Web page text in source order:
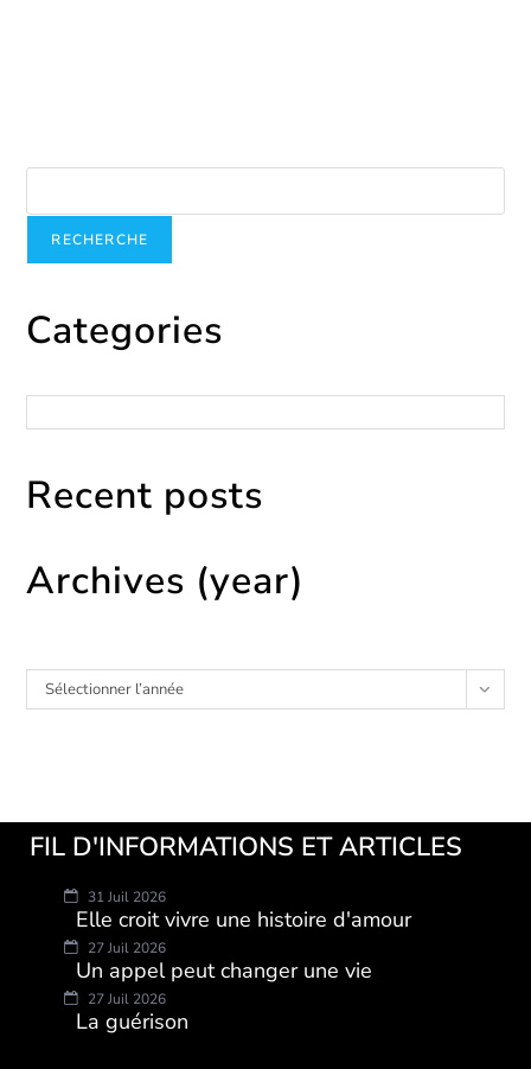
RECHERCHE
Categories
Recent posts
Archives (year)
Sélectionner l’année
FIL D'INFORMATIONS ET ARTICLES
31 Juil 2026
Elle croit vivre une histoire d'amour
27 Juil 2026
Un appel peut changer une vie
27 Juil 2026
La guérison